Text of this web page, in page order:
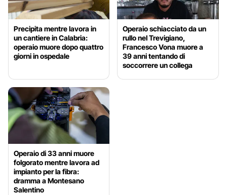
Precipita mentre lavora in
un cantiere in Calabria:
operaio muore dopo quattro
giorni in ospedale
Operaio schiacciato da un
rullo nel Trevigiano,
Francesco Vona muore a
39 anni tentando di
soccorrere un collega
Operaio di 33 anni muore
folgorato mentre lavora ad
impianto per la fibra:
dramma a Montesano
Salentino